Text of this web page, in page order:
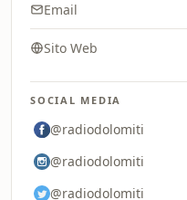
Email
Sito Web
SOCIAL MEDIA
@radiodolomiti
@radiodolomiti
@radiodolomiti